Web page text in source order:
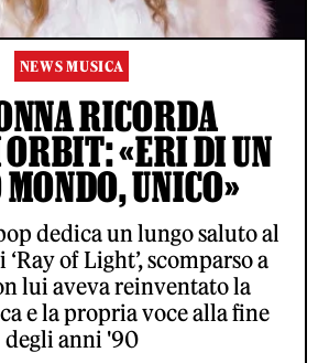
NEWS MUSICA
RICORDA
«ERI DI UN
UNICO»
dedica un lungo saluto al
of Light’, scomparso a
lui aveva reinventato la
e la propria voce alla fine
degli anni '90